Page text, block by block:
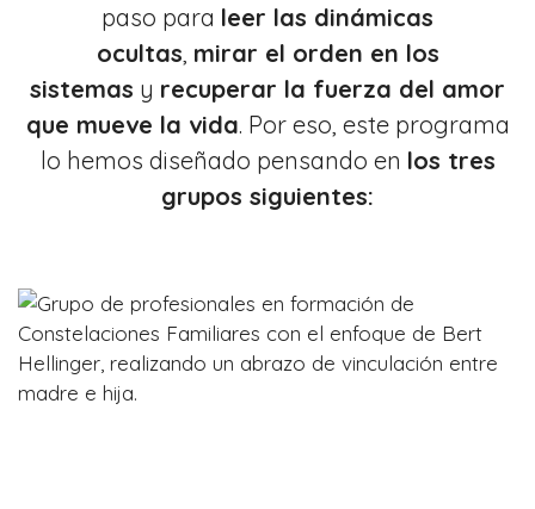
paso para leer las dinámicas
ocultas mirar el orden en los
sistemas y recuperar la fuerza del amor
que mueve la vida. Por eso, este programa
lo hemos diseñado pensando en los tres
grupos siguientes: